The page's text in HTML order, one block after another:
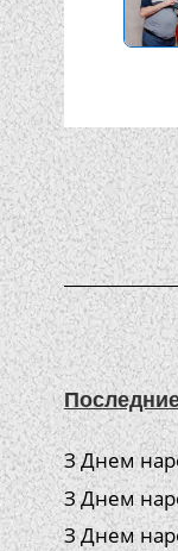
З Днем
З Днем
З Днем